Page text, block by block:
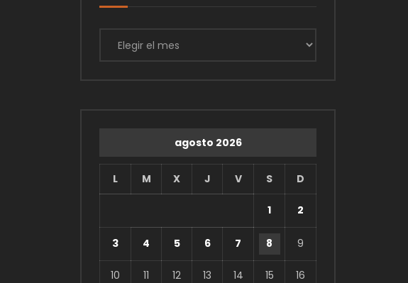
agosto 2026
L M X J V S D
1 2
3 4 5 6 7 8 9
10 11 12 13 14 15 16